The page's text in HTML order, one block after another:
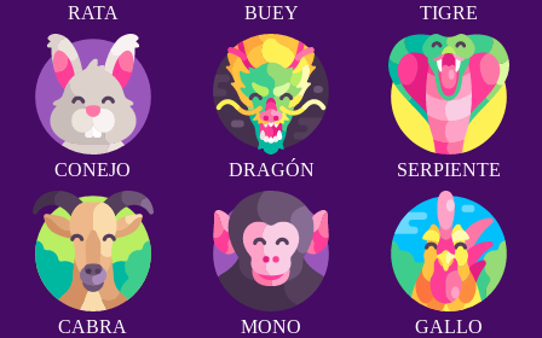
RATA BUEY TIGRE
CONEJO DRAGÓN SERPIENTE
CABRA MONO GALLO